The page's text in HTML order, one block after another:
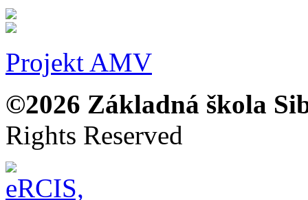
Projekt AMV
©2026 Základná škola
Rights Reserved